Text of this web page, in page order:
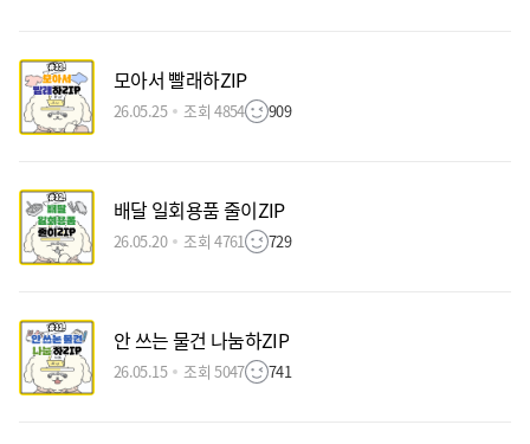
모아서 빨래하ZIP
26.05.25 조회 4854 909
배달 일회용품 줄이ZIP
26.05.20 조회 4761 729
안 쓰는 물건 나눔하ZIP
26.05.15 조회 5047 741